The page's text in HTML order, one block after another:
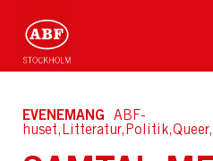
EVENEMANG ABF-